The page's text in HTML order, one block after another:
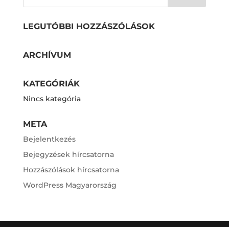
LEGUTÓBBI HOZZÁSZÓLÁSOK
ARCHÍVUM
KATEGÓRIÁK
Nincs kategória
META
Bejelentkezés
Bejegyzések hírcsatorna
Hozzászólások hírcsatorna
WordPress Magyarország